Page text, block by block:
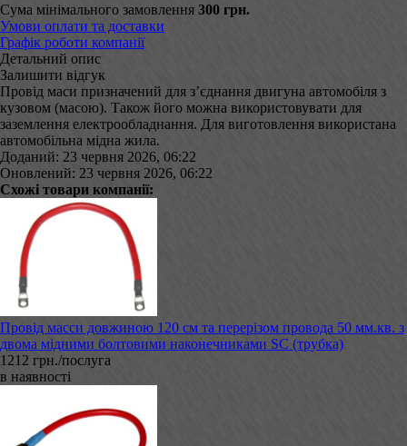
Сума мінімального замовлення 300 грн.
Умови оплати та доставки
Графік роботи компанії
Детальний опис
Залишити відгук
Провід маси призначений для з’єднання двигуна автомобіля з
кузовом (масою). Також його можна використовувати для
заземлення електрообладнання. Для виготовлення використана
автомобільна мідна жила.
Доданий: 23 червня 2026, 06:22
Оновлений: 23 червня 2026, 06:22
Схожі товари компанії:
Провід масси довжиною 120 см та перерізом провода 50 мм.кв. з
двома мідними болтовими наконечниками SC (трубка)
1212 грн./послуга
в наявності